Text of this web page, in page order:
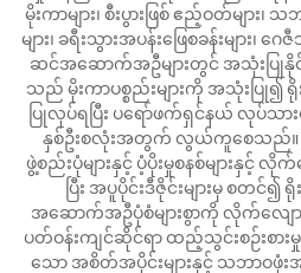
မိုးကာများ၊ စီးပွားဖြစ် ဧည့်ဝတ်များ၊
များ၊ ခရီးသွားအပန်းဖြေစခန်းများ၊
ဆင်အဆောက်အဦများတွင် အသုံးပြု
သည် မိုးကာပစ္စည်းများကို အသုံးပြု၍
ပြုလုပ်ရပြီး ပရော်ဖက်ရှင်နယ် လုပ်သားမ
နှစ်ဦးစလုံးအတွက် လွယ်ကူစေသည်။
ဖွဲ့စည်းပုံများနှင့် ပံ့ပိုးမှုစနစ်များနှင့် လို
ပြီး အပူပိုင်းဒီဇိုင်းများမှ စတင်၍
အဆောက်အဦပုံစံများစွာကို လိုက်လျ
ပတ်ဝန်းကျင်ဆိုင်ရာ ထည့်သွင်းစဉ်းစား
သော အစိတ်အပိုင်းများနှင့် သဘာဝဖုံ